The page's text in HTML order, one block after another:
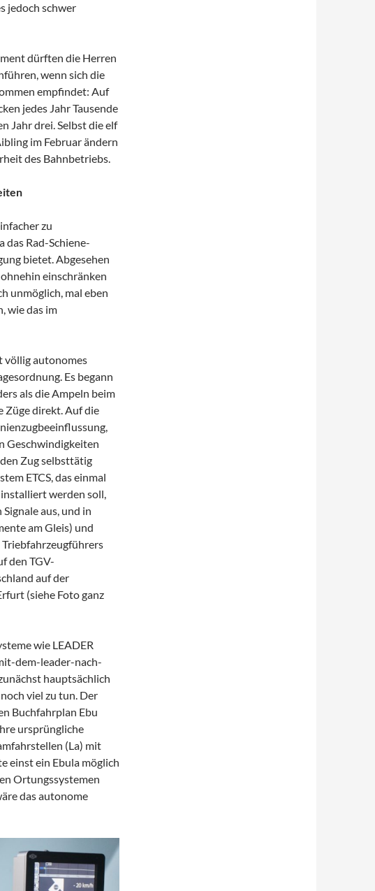
jedoch schwer
dürften die Herren
wenn sich die
empfindet: Auf
jedes Jahr Tausende
Jahr drei. Selbst die elf
im Februar ändern
des Bahnbetriebs.
zu
das Rad-Schiene-
bietet. Abgesehen
einschränken
unmöglich, mal eben
wie das im
völlig autonomes
Es begann
als die Ampeln beim
Züge direkt. Auf die
Geschwindigkeiten
Zug selbsttätig
ETCS, das einmal
werden soll,
aus, und in
am Gleis) und
den TGV-
auf der
(siehe Foto ganz
wie LEADER
dem-leader-nach-
hauptsächlich
viel zu tun. Der
Buchfahrplan Ebu
ursprüngliche
(La) mit
einst ein Ebula möglich
Ortungssystemen
das autonome